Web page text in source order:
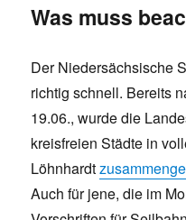
Was muss
Der Niedersächsische
richtig schnell. Bereits
19.06., wurde die
kreisfreien Städte in
Löhnhardt
Auch für jene, die im